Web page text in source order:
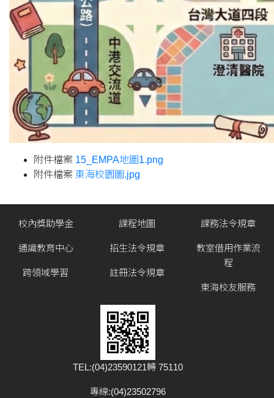
附件檔案 15_EMPA地圖1.png
附件檔案 東海校園圖.jpg
校內獎助學金
通識教育中心
跨領域學習
課程地圖
招生法令規章
註冊法令規章
課務法令規章
教室借用作業流
程
東海校友服務
TEL:(04)23590121轉 75110
專線:(04)23502796